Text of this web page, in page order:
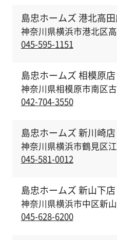
島忠ホームズ 港北高
神奈川県横浜市港北区
045-595-1151
島忠ホームズ 相模原店
神奈川県相模原市南区
042-704-3550
島忠ホームズ 新川崎店
神奈川県横浜市鶴見区
045-581-0012
島忠ホームズ 新山下店
神奈川県横浜市中区新
045-628-6200